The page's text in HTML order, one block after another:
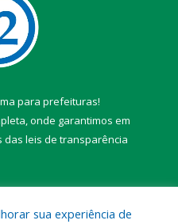
para prefeituras!
onde garantimos em
das leis de transparência
sua experiência de